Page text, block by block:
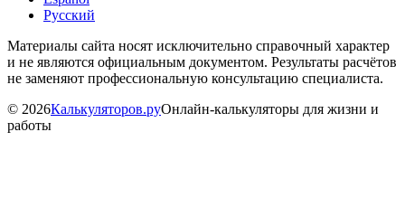
Русский
Материалы сайта носят исключительно справочный характер
и не являются официальным документом. Результаты расчётов
не заменяют профессиональную консультацию специалиста.
© 2026Калькуляторов.руОнлайн-калькуляторы для жизни и
работы